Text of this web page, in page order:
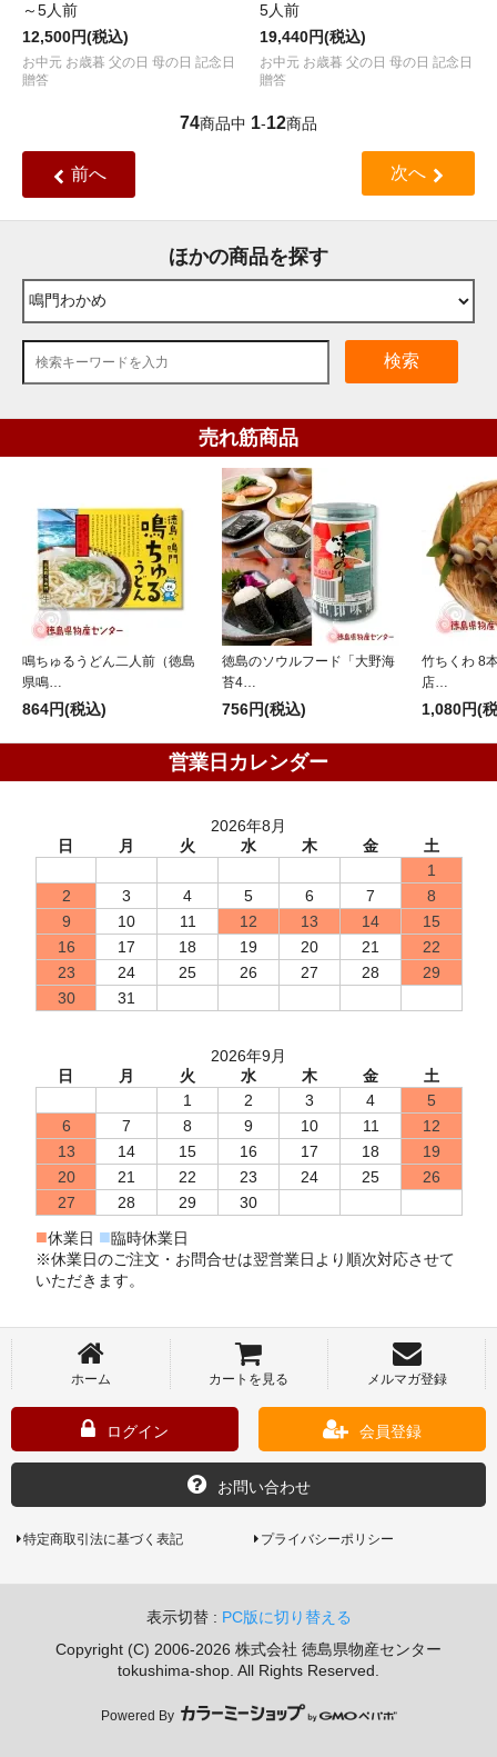
～5人前
12,500円(税込)
お中元 お歳暮 父の日 母の日 記念日
贈答
5人前
19,440円(税込)
お中元 お歳暮 父の日 母の日 記念日
贈答
74商品中 1-12商品
前へ 次へ
ほかの商品を探す
検索
売れ筋商品
鳴ちゅるうどん二人前（徳島
県鳴…
864円(税込)
徳島のソウルフード「大野海
苔4…
756円(税込)
竹ちくわ 8
店…
1,080円(
営業日カレンダー
2026年8月
日
月 火 水 木 金
土
1
2
3 4 5 6 7
8
9
10 11 12 13 14
15
16
17 18 19 20 21
22
23
24 25 26 27 28
29
30
31
2026年9月
日
月 火 水 木 金
土
1
2 3 4
5
6
7 8 9 10 11
12
13
14 15 16 17 18
19
20
21 22 23 24 25
26
27
28 29 30
■休業日 ■臨時休業日
※休業日のご注文・お問合せは翌営業日より順次対応させて
いただきます。
ホーム カートを見る メルマガ登録
ログイン 会員登録
お問い合わせ
特定商取引法に基づく表記 プライバシーポリシー
表示切替 : PC版に切り替える
Copyright (C) 2006-2026 株式会社 徳島県物産センター
tokushima-shop. All Rights Reserved.
Powered By